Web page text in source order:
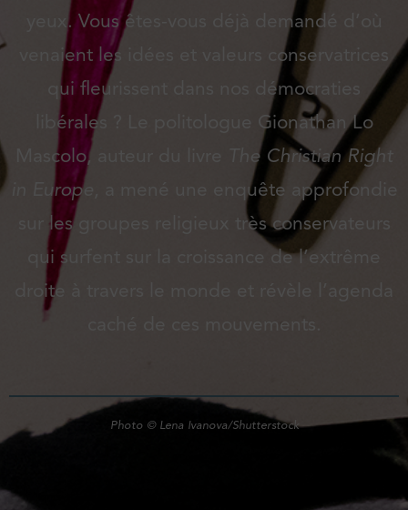
yeux. Vous êtes-vous déjà demandé d’où
venaient les idées et valeurs conservatrices
qui fleurissent dans nos démocraties
libérales ? Le politologue Gionathan Lo
Mascolo, auteur du livre
The Christian Right
in Europe
, a mené une enquête approfondie
sur les groupes religieux très conservateurs
qui surfent sur la croissance de l’extrême
droite à travers le monde et révèle l’agenda
caché de ces mouvements.
Photo © Lena Ivanova/Shutterstock